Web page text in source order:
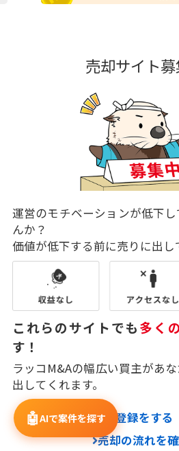
売却サイト募
運営のモチベーションが低下
んか？
価値が低下する前に売りに出し
これらのサイトでも多く
す！
ラッコM&Aの幅広い買主があ
出してくれます。
売却サイト登録をする
売却の流れを
🤖AIで案件を探す